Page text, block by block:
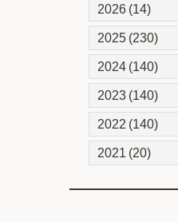
2026 (14)
2025 (230)
2024 (140)
2023 (140)
2022 (140)
2021 (20)